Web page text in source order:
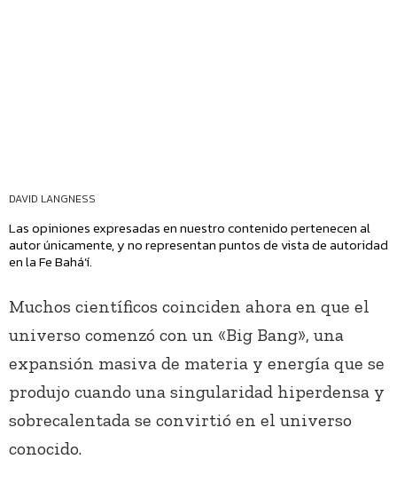
DAVID LANGNESS
Las opiniones expresadas en nuestro contenido pertenecen al
autor únicamente, y no representan puntos de vista de autoridad
en la Fe Bahá’í.
Muchos científicos coinciden ahora en que el
universo comenzó con un «Big Bang», una
expansión masiva de materia y energía que se
produjo cuando una singularidad hiperdensa y
sobrecalentada se convirtió en el universo
conocido.